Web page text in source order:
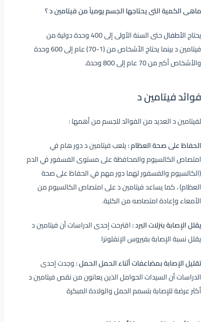
ماهى الكمية التى يحتاجها الجسم يومياً من فيتامين د ؟
يحتاجالأطفال
حتى السنة الأولى إلى 400 وحدة دولية من
فيتامين د بينما يحتاج الأشخاص من (1-70) عام إلى 600 وحدة
والأشخاص أكبر من 70 عام إلى 800 وحدة.
فوائد فيتامين د
لفيتامين د العديد من الفوائد للجسم من أهمها :
الحفاظ على صحة العظام :يلعب فيتامين د دور هام في
امتصاص الكالسيوم والمحافظة على مستوى الفسفور في الدم
(الكالسيوم والفسفور لهما دور مهم في الحفاظ على صحة
العظام) ، كما يساعد فيتامين د على امتصاص الكالسيوم من
الأمعاء وإعادة امتصاصه من الكلية.
يقلل الإصابة بنزلات البرد :اقترحت إحدى الدراسات أن فيتامين د
يقلل نسبة الإصابة بفيروس الإنفلونزا
تقليل الإصابة بمضاعفات أثناء الحمل الحمل :وجدت إحدى
الدراسات أن السيدات الحوامل الذين يعانون من نقص فيتامين د
أكثر عرضة للإصابة بتسمم الحمل والولادة المبكرة